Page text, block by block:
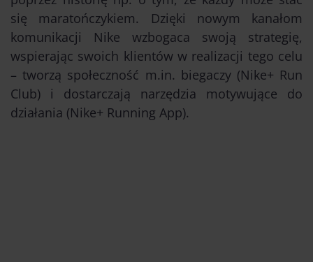
się maratończykiem. Dzięki nowym kanałom
komunikacji Nike wzbogaca swoją strategię,
wspierając swoich klientów w realizacji tego celu
– tworzą społeczność m.in. biegaczy (Nike+ Run
Club) i dostarczają narzędzia motywujące do
działania (Nike+ Running App).